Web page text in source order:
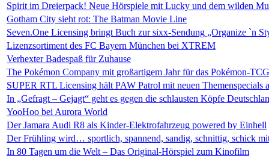
Spirit im Dreierpack! Neue Hörspiele mit Lucky und dem wilden
Gotham City sieht rot: The Batman Movie Line
Seven.One Licensing bringt Buch zur sixx-Sendung „Organize `n
Lizenzsortiment des FC Bayern München bei XTREM
Verhexter Badespaß für Zuhause
The Pokémon Company mit großartigem Jahr für das Pokémon-
SUPER RTL Licensing hält PAW Patrol mit neuen Themenspecials
In „Gefragt – Gejagt“ geht es gegen die schlausten Köpfe
YooHoo bei Aurora World
Der Jamara Audi R8 als Kinder-Elektrofahrzeug powered by Einhell
Der Frühling wird… sportlich, spannend, sandig, schnittig, schick
In 80 Tagen um die Welt – Das Original-Hörspiel zum Kinofilm